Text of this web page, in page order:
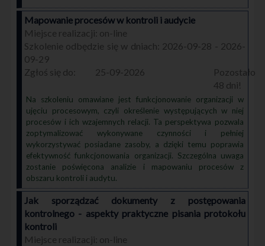
Mapowanie procesów w kontroli i audycie
on-line
2026-09-28 - 2026-
09-29
25-09-2026
48
Na szkoleniu omawiane jest funkcjonowanie organizacji w
ujęciu procesowym, czyli określenie występujących w niej
procesów i ich wzajemnych relacji. Ta perspektywa pozwala
zoptymalizować wykonywane czynności i pełniej
wykorzystywać posiadane zasoby, a dzięki temu poprawia
efektywność funkcjonowania organizacji. Szczególna uwaga
zostanie poświęcona analizie i mapowaniu procesów z
obszaru kontroli i audytu.
Jak sporządzać dokumenty z postępowania
kontrolnego - aspekty praktyczne pisania protokołu
kontroli
on-line